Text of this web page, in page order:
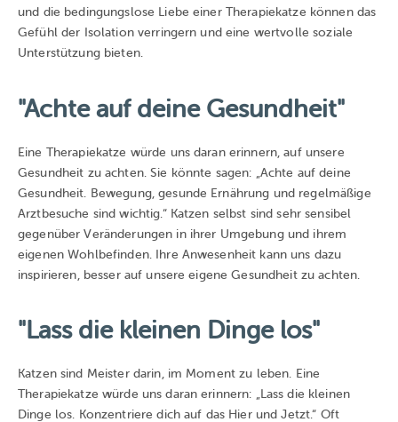
und die bedingungslose Liebe einer Therapiekatze können das
Gefühl der Isolation verringern und eine wertvolle soziale
Unterstützung bieten.
"Achte auf deine Gesundheit"
Eine Therapiekatze würde uns daran erinnern, auf unsere
Gesundheit zu achten. Sie könnte sagen: „Achte auf deine
Gesundheit. Bewegung, gesunde Ernährung und regelmäßige
Arztbesuche sind wichtig.“ Katzen selbst sind sehr sensibel
gegenüber Veränderungen in ihrer Umgebung und ihrem
eigenen Wohlbefinden. Ihre Anwesenheit kann uns dazu
inspirieren, besser auf unsere eigene Gesundheit zu achten.
"Lass die kleinen Dinge los"
Katzen sind Meister darin, im Moment zu leben. Eine
Therapiekatze würde uns daran erinnern: „Lass die kleinen
Dinge los. Konzentriere dich auf das Hier und Jetzt.“ Oft